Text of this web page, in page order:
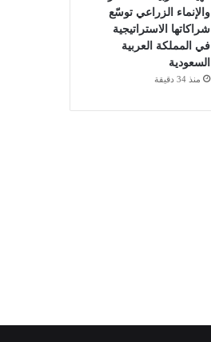
والإنماء الزراعي توسّع
شراكاتها الاستراتيجية
في المملكة العربية
السعودية
منذ 34 دقيقة